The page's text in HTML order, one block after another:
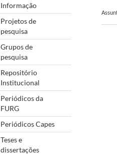
Informação
Projetos de
pesquisa
Grupos de
pesquisa
Repositório
Institucional
Periódicos da
FURG
Periódicos Capes
Teses e
dissertações